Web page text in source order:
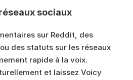
sociaux
sur Reddit, des
des statuts sur les réseaux
rapide à la voix.
et laissez Voicy